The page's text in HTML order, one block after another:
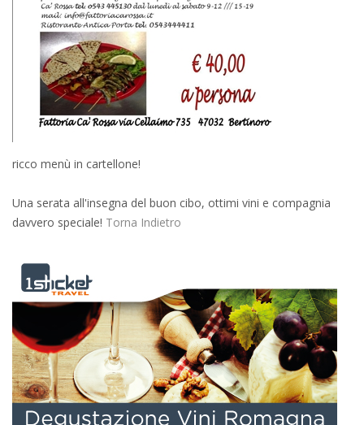
ricco menù in cartellone!
Una serata all'insegna del buon cibo, ottimi vini e compagnia
davvero speciale! Torna Indietro